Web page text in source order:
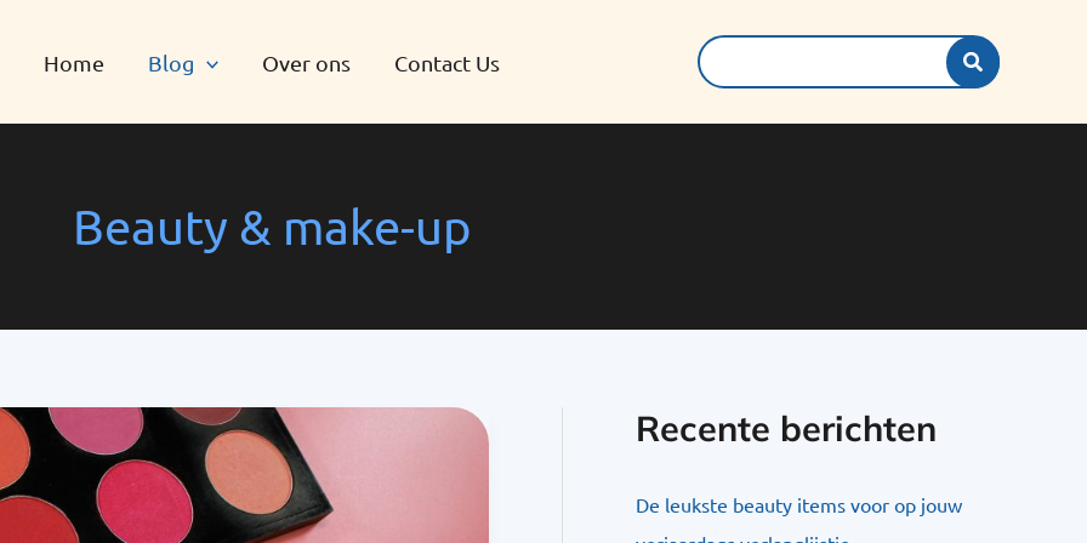
Home Blog Over ons Contact Us
Search
for:
Beauty & make-up
Recente berichten
De leukste beauty items voor op jouw